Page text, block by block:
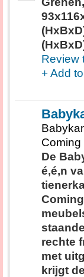
Review
+ Add
Coming
De
é,é,n
rechte
met
krijgt